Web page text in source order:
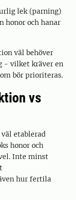
lek (parning)
honor och hanar
väl behöver
- vilket kräver en
bör prioriteras.
vs
etablerad
honor och
Inte minst
hur fertila